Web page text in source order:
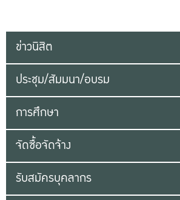
ข่าวนิสิต
ประชุม/สัมมนา/อบรม
การศึกษา
จัดซื้อจัดจ้าง
รับสมัครบุคลากร